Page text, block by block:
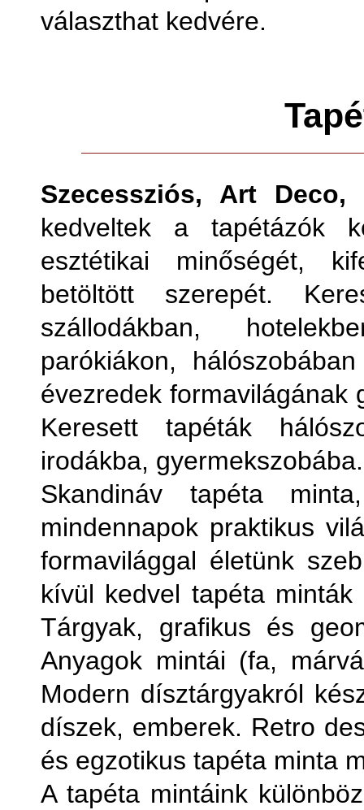
választhat kedvére.
Szecessziós, Art
kedveltek a tapétázók
esztétikai minőségét,
betöltött szerepét.
szállodákban,
parókiákon,
évezredek formavilágának
Keresett tapéták
irodákba,
Skandináv tapéta
mindennapok praktikus
formavilággal életünk
kívül kedvel tapéta
Tárgyak, grafikus és
Anyagok mintái (fa,
Modern dísztárgyakról
díszek, emberek. Retro
és egzotikus tapéta minta
A tapéta mintáink